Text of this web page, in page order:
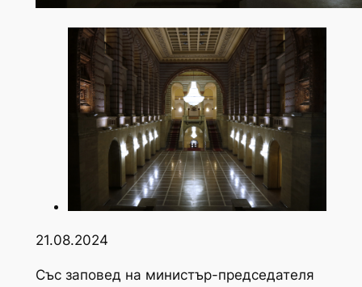
21.08.2024
Със заповед на министър-председателя